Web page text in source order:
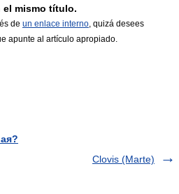
el mismo título.
de un enlace interno, quizá desees
apunte al artículo apropiado.
Clovis (Marte)